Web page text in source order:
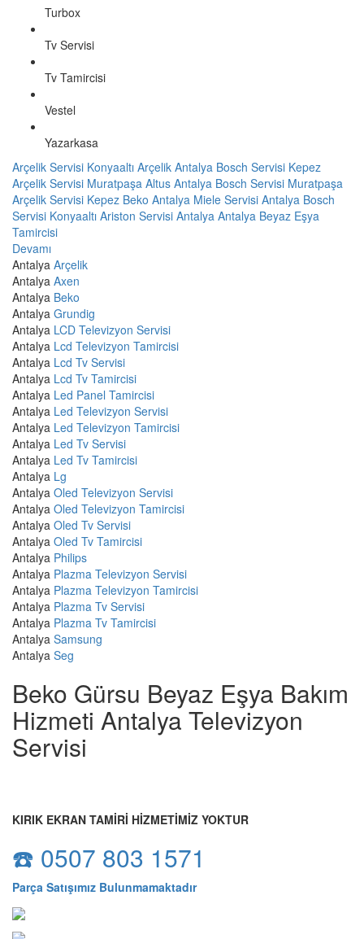
Turbox
Tv Servisi
Tv Tamircisi
Vestel
Yazarkasa
Arçelik Servisi Konyaaltı Arçelik Antalya Bosch Servisi Kepez
Arçelik Servisi Muratpaşa Altus Antalya Bosch Servisi Muratpaşa
Arçelik Servisi Kepez Beko Antalya Miele Servisi Antalya Bosch
Servisi Konyaaltı Ariston Servisi Antalya Antalya Beyaz Eşya
Tamircisi
Devamı
Antalya Arçelik
Antalya Axen
Antalya Beko
Antalya Grundig
Antalya LCD Televizyon Servisi
Antalya Lcd Televizyon Tamircisi
Antalya Lcd Tv Servisi
Antalya Lcd Tv Tamircisi
Antalya Led Panel Tamircisi
Antalya Led Televizyon Servisi
Antalya Led Televizyon Tamircisi
Antalya Led Tv Servisi
Antalya Led Tv Tamircisi
Antalya Lg
Antalya Oled Televizyon Servisi
Antalya Oled Televizyon Tamircisi
Antalya Oled Tv Servisi
Antalya Oled Tv Tamircisi
Antalya Philips
Antalya Plazma Televizyon Servisi
Antalya Plazma Televizyon Tamircisi
Antalya Plazma Tv Servisi
Antalya Plazma Tv Tamircisi
Antalya Samsung
Antalya Seg
Beko Gürsu Beyaz Eşya Bakım
Hizmeti Antalya Televizyon
Servisi
KIRIK EKRAN TAMİRİ HİZMETİMİZ YOKTUR
☎️ 0507 803 1571
Parça Satışımız Bulunmamaktadır